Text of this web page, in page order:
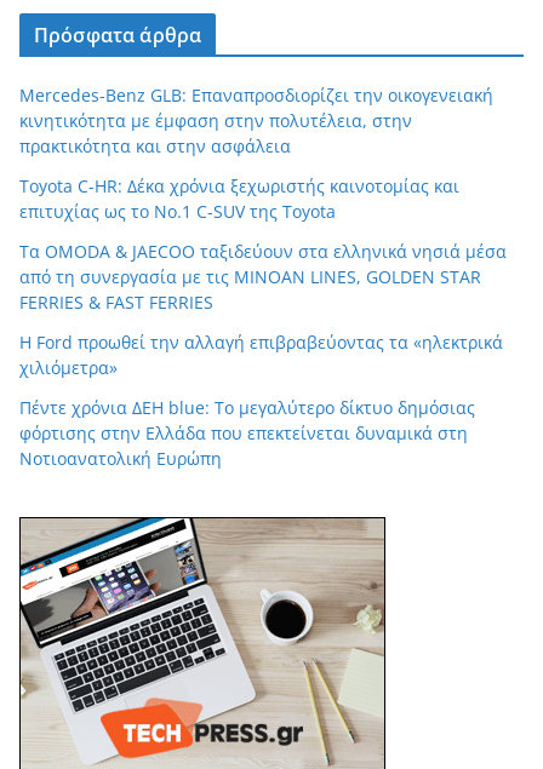
Πρόσφατα άρθρα
Mercedes-Benz GLB: Επαναπροσδιορίζει την οικογενειακή
κινητικότητα με έμφαση στην πολυτέλεια, στην
πρακτικότητα και στην ασφάλεια
Toyota C-HR: Δέκα χρόνια ξεχωριστής καινοτομίας και
επιτυχίας ως το Νο.1 C-SUV της Toyota
Τα OMODA & JAECOO ταξιδεύουν στα ελληνικά νησιά μέσα
από τη συνεργασία με τις MINOAN LINES, GOLDEN STAR
FERRIES & FAST FERRIES
Η Ford προωθεί την αλλαγή επιβραβεύοντας τα «ηλεκτρικά
χιλιόμετρα»
Πέντε χρόνια ΔΕΗ blue: Το μεγαλύτερο δίκτυο δημόσιας
φόρτισης στην Ελλάδα που επεκτείνεται δυναμικά στη
Νοτιοανατολική Ευρώπη